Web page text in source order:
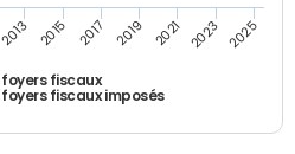
foyers fiscaux
fiscaux imposés
2013 2015 2017 2019 2021 2023 2025